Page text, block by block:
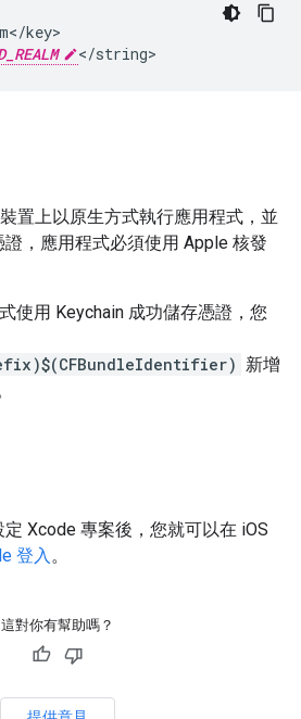
key>
</string>
置上以原生方式執行應用程式，並
，應用程式必須使用 Apple 核發
使用 Keychain 成功儲存憑證，您
新增
Xcode 專案後，您就可以在 iOS
登入。
這對你有幫助嗎？